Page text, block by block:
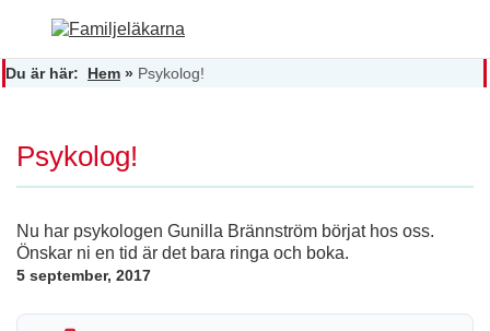
Du är här: Hem » Psykolog!
Psykolog!
Nu har psykologen Gunilla Brännström börjat hos oss.
Önskar ni en tid är det bara ringa och boka.
5 september, 2017